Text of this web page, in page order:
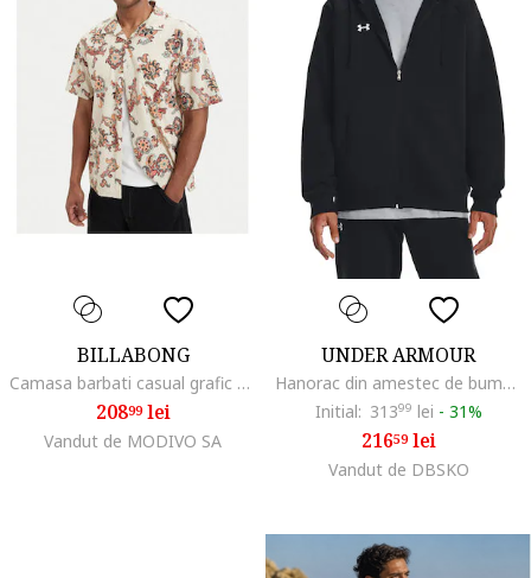
BILLABONG
Camasa barbati casual grafic bej bumbac viscoza,
20899lei
Vandut de MODIVO SA
UNDER ARMOUR
Hanorac din amestec de bumbac pentru fitness Rival
Initial: 31399 lei - 31%
21659lei
Vandut de DBSKO